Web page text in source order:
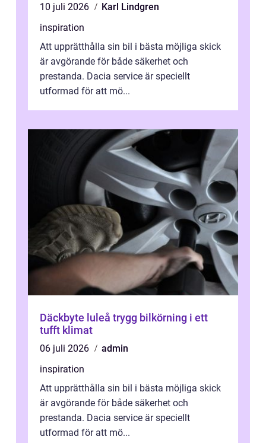
10 juli 2026
Karl Lindgren
inspiration
Att upprätthålla sin bil i bästa möjliga skick
är avgörande för både säkerhet och
prestanda. Dacia service är speciellt
utformad för att mö...
Däckbyte luleå trygg bilkörning i ett
tufft klimat
06 juli 2026
admin
inspiration
Att upprätthålla sin bil i bästa möjliga skick
är avgörande för både säkerhet och
prestanda. Dacia service är speciellt
utformad för att mö...